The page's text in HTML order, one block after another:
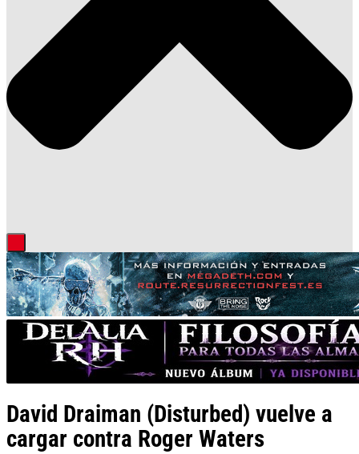
David Draiman (Disturbed) vuelve a
cargar contra Roger Waters